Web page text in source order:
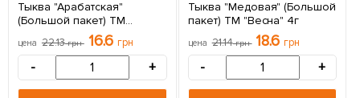
Тыква "Арабатская"
(Большой пакет) ТМ
цена 22.13грн 16.6 грн
- +
Тыква "Медовая" (Большой
пакет) ТМ "Весна" 4г
цена 21.14грн 18.6 грн
- +